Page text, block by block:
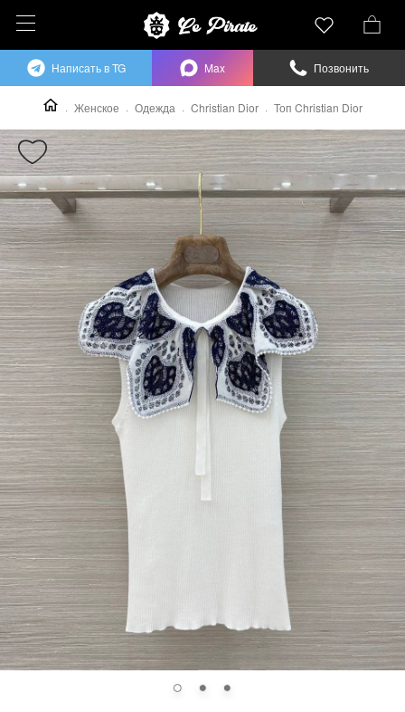
Женское Одежда Christian Dior Топ Christian Dior
Написать в TG Max Позвонить